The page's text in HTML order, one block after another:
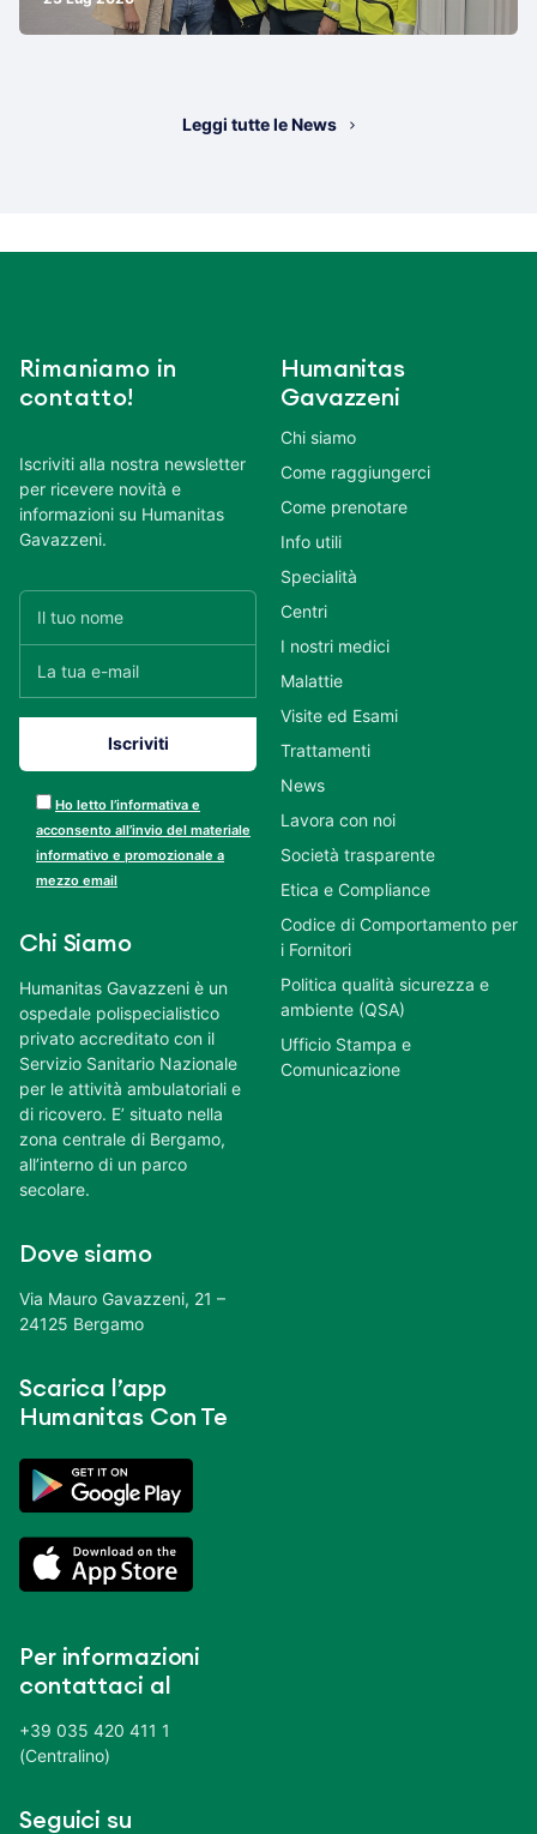
Leggi tutte le News
Rimaniamo in
contatto!
Iscriviti alla nostra newsletter
per ricevere novità e
informazioni su Humanitas
Gavazzeni.
Ho letto l’informativa e
acconsento all’invio del materiale
informativo e promozionale a
mezzo email
Chi Siamo
Humanitas Gavazzeni è un
ospedale polispecialistico
privato accreditato con il
Servizio Sanitario Nazionale
per le attività ambulatoriali e
di ricovero. E’ situato nella
zona centrale di Bergamo,
all’interno di un parco
secolare.
Dove siamo
Via Mauro Gavazzeni, 21 –
24125 Bergamo
Scarica l’app
Humanitas Con Te
Per informazioni
contattaci al
+39 035 420 411 1
(Centralino)
Seguici su
Humanitas
Gavazzeni
Chi siamo
Come raggiungerci
Come prenotare
Info utili
Specialità
Centri
I nostri medici
Malattie
Visite ed Esami
Trattamenti
News
Lavora con noi
Società trasparente
Etica e Compliance
Codice di Comportamento per
i Fornitori
Politica qualità sicurezza e
ambiente (QSA)
Ufficio Stampa e
Comunicazione